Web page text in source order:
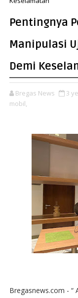
Pentingnya
Manipulasi
Demi
Bregas News 3
mobil,
Bregasnews.com - “